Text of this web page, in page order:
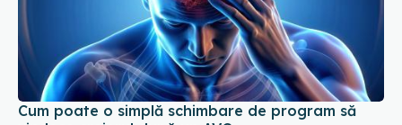
Cum poate o simplă schimbare de program să